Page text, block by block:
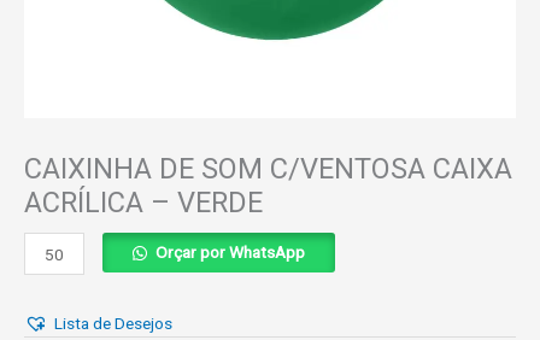
CAIXINHA DE SOM C/VENTOSA CAIXA
ACRÍLICA – VERDE
CAIXINHA
DE
C/VENTOSA
Orçar por WhatsApp
Lista de Desejos